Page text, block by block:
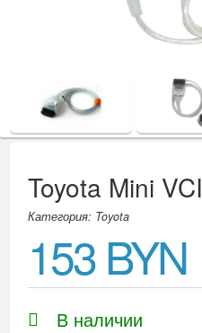
Toyota Mini VCI
Категория: Toyota
153 BYN
В наличии